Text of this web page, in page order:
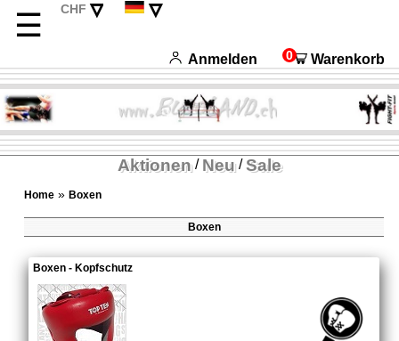
☰ CHF ▿ ▿
Italiano
Español
Anmelden 0 Warenkorb
Aktionen/ Neu/ Sale
Home »Boxen
Boxen
Boxen - Kopfschutz